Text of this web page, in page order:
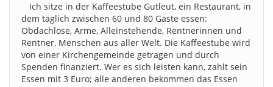
Ich sitze in der Kaffeestube Gutleut, ein Restaurant, in
dem täglich zwischen 60 und 80 Gäste essen:
Obdachlose, Arme, Alleinstehende, Rentnerinnen und
Rentner, Menschen aus aller Welt. Die Kaffeestube wird
von einer Kirchengemeinde getragen und durch
Spenden finanziert. Wer es sich leisten kann, zahlt sein
Essen mit 3 Euro; alle anderen bekommen das Essen